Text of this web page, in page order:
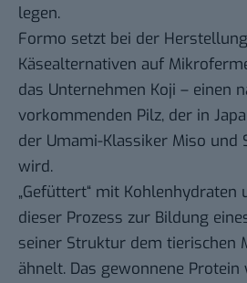
legen.
Formo setzt bei der
Käsealternativen auf
das Unternehmen Koji – einen
vorkommenden Pilz, der in
der Umami-Klassiker Miso und
wird.
„Gefüttert“ mit
dieser Prozess zur Bildung
seiner Struktur dem tierischen
ähnelt. Das gewonnene